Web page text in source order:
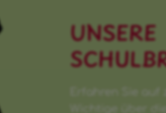
UNSERE